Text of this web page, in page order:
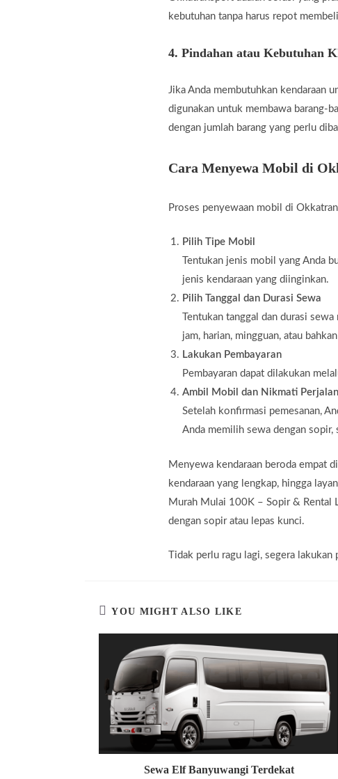
kebutuhan tanpa harus repot
4. Pindahan atau Kebutuhan
Jika Anda membutuhkan kendaraan
digunakan untuk membawa barang-
dengan jumlah barang yang perlu
Cara Menyewa Mobil di
Proses penyewaan mobil di
Pilih Tipe Mobil
Tentukan jenis mobil yang Anda
jenis kendaraan yang diinginkan.
Pilih Tanggal dan Durasi Sewa
Tentukan tanggal dan durasi
jam, harian, mingguan, atau
Lakukan Pembayaran
Pembayaran dapat dilakukan
Ambil Mobil dan Nikmati
Setelah konfirmasi pemesanan,
Anda memilih sewa dengan sopir,
Menyewa kendaraan beroda empat
kendaraan yang lengkap, hingga
Murah Mulai 100K – Sopir & Rental
dengan sopir atau lepas kunci.
Tidak perlu ragu lagi, segera
YOU MIGHT ALSO LIKE
Sewa Elf Banyuwangi Terdekat